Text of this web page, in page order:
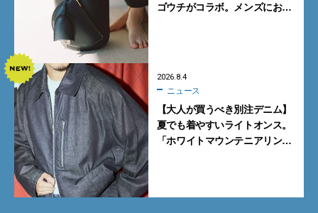
ゴウチがコラボ。メンズにおす
2026.8.4
ニュース
【大人が買うべき別注デニム】
夏でも着やすいライトオンス。
「ホワイトマウンテニアリン